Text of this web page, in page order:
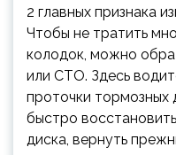
2 главных признака
Чтобы не тратить
колодок, можно
или СТО. Здесь
проточки тормозных
быстро
диска, вернуть